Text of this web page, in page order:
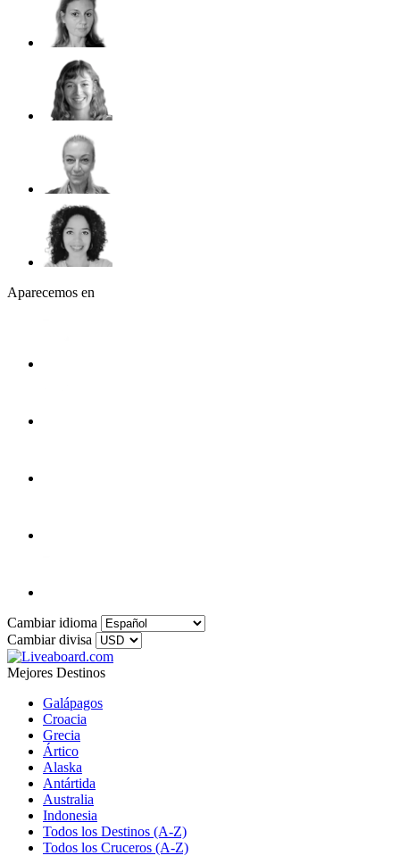
Aparecemos en
Cambiar idioma
Cambiar divisa
Mejores Destinos
Galápagos
Croacia
Grecia
Ártico
Alaska
Antártida
Australia
Indonesia
Todos los Destinos (A-Z)
Todos los Cruceros (A-Z)